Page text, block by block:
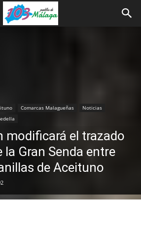
Comarcas Malagueñas
Noticias
modificará el trazado
la Gran Senda entre
de Aceituno